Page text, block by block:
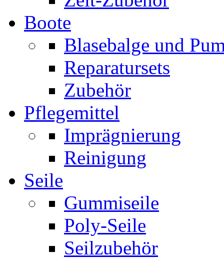
Boote
Blasebalge und
Reparatursets
Zubehör
Pflegemittel
Imprägnierung
Reinigung
Seile
Gummiseile
Poly-Seile
Seilzubehör